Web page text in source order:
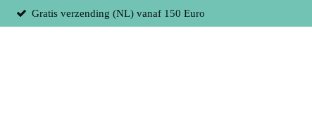
Gratis verzending (NL) vanaf 150 Euro